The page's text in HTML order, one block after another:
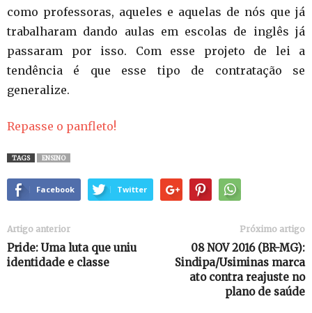
como professoras, aqueles e aquelas de nós que já
trabalharam dando aulas em escolas de inglês já
passaram por isso. Com esse projeto de lei a
tendência é que esse tipo de contratação se
generalize.
Repasse o panfleto!
TAGS ENSINO
Facebook Twitter
Artigo anterior
Pride: Uma luta que uniu
identidade e classe
Próximo artigo
08 NOV 2016 (BR-MG):
Sindipa/Usiminas marca
ato contra reajuste no
plano de saúde